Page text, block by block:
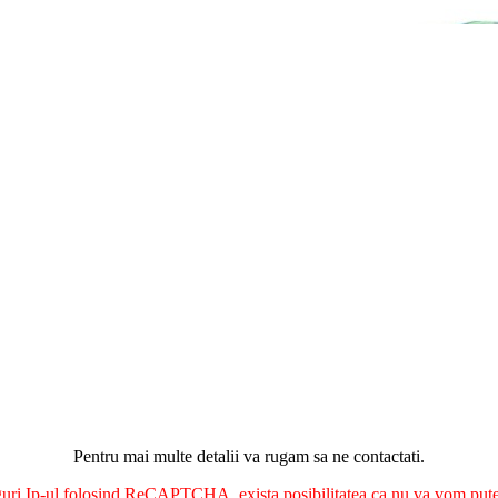
Pentru mai multe detalii va rugam sa ne contactati.
Ip-ul folosind ReCAPTCHA, exista posibilitatea ca nu va vom